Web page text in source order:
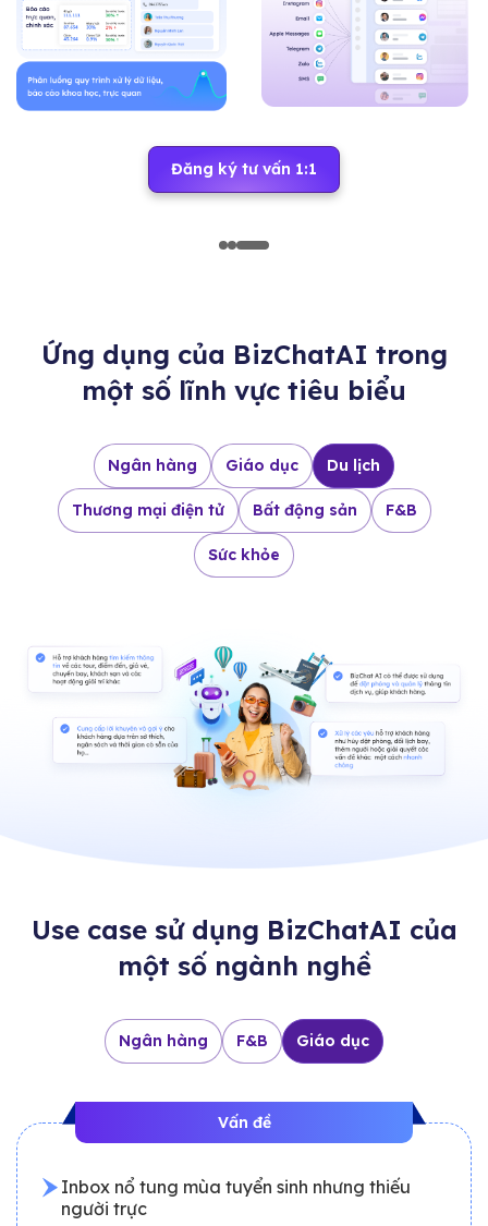
Đăng ký tư vấn 1:1
Ứng dụng của BizChatAI trong
một số lĩnh vực tiêu biểu
Ngân hàng Giáo dục Du lịch
Thương mại điện tử Bất động sản F&B
Sức khỏe
Use case sử dụng BizChatAI của
một số ngành nghề
Ngân hàng F&B Giáo dục
Vấn đề
Inbox nổ tung mùa tuyển sinh nhưng thiếu
người trực